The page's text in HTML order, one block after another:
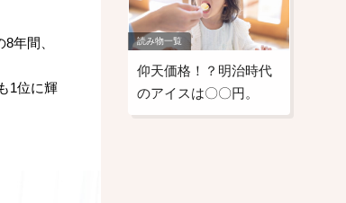
年間、
1位に輝
読み物一覧
仰天価格！？明治時代
のアイスは〇〇円。